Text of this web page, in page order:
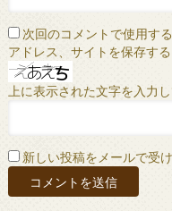
次回のコメントで使用す
アドレス、サイトを保存する
上に表示された文字を入力し
新しい投稿をメールで受